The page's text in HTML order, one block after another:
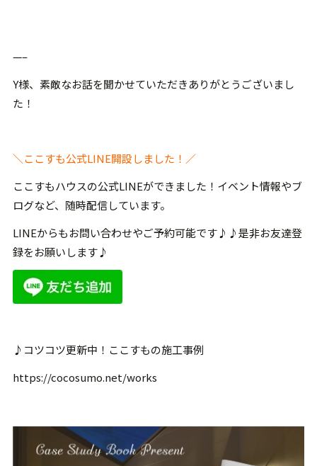
—–
Y様、素敵なお話を聞かせていただきありがとうございまし
た！
＼ここすも公式LINE開設しました！／
ここすもハウスの公式LINEができました！イベント情報やブ
ログなど、随時配信しています。
LINEからもお問い合わせやご予約可能です♪♪是非お友達登
録をお願いします♪
♪コツコツ更新中！ここすもの施工事例
https://cocosumo.net/works